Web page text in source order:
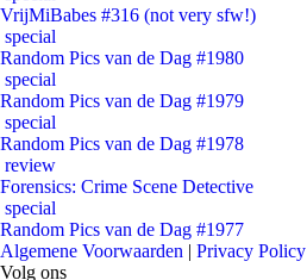
VrijMiBabes #316 (not very sfw!)
special
Random Pics van de Dag #1980
special
Random Pics van de Dag #1979
special
Random Pics van de Dag #1978
review
Forensics: Crime Scene Detective
special
Random Pics van de Dag #1977
Algemene Voorwaarden | Privacy Policy
Volg ons